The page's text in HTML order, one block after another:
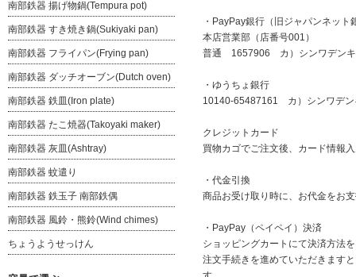
・PayPay銀行（旧ジャパンネット
本店営業部（店番号001）
普通 1657906 カ）シンワデンキ
・ゆうちょ銀行
10140-65487161 カ）シンワデン
クレジットカード
買物カゴでご注文後、カード情報
・代金引換
商品お受け取り時に、お代金をお
・PayPay（ペイペイ）決済
ショッピングカートにて決済方法
注文手続きを進めていただきます
南部鉄器 揚げ物鍋(Tempura pot)
南部鉄器 すき焼き鍋(Sukiyaki pan)
南部鉄器 フライパン(Frying pan)
南部鉄器 ダッチオーブン(Dutch oven)
南部鉄器 鉄皿(Iron plate)
南部鉄器 たこ焼器(Takoyaki maker)
南部鉄器 灰皿(Ashtray)
南部鉄器 蚊遣り
南部鉄器 鉄玉子 南部鉄偶
南部鉄器 風鈴・熊鈴(Wind chimes)
ちょうようせっけん